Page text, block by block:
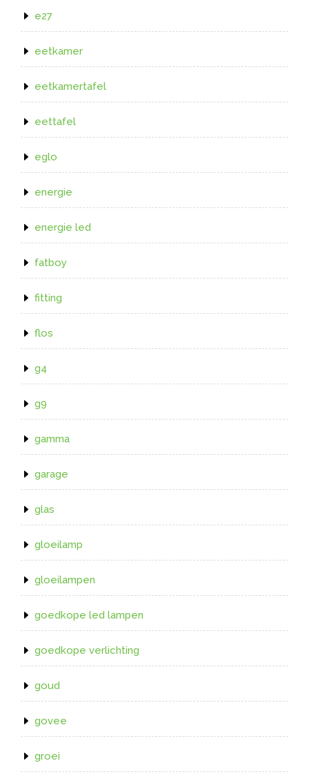
e27
eetkamer
eetkamertafel
eettafel
eglo
energie
energie led
fatboy
fitting
flos
g4
g9
gamma
garage
glas
gloeilamp
gloeilampen
goedkope led lampen
goedkope verlichting
goud
govee
groei